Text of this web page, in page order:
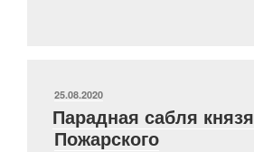
ОПУБЛИКОВАНО
25.08.2020
Парадная сабля князя
Пожарского